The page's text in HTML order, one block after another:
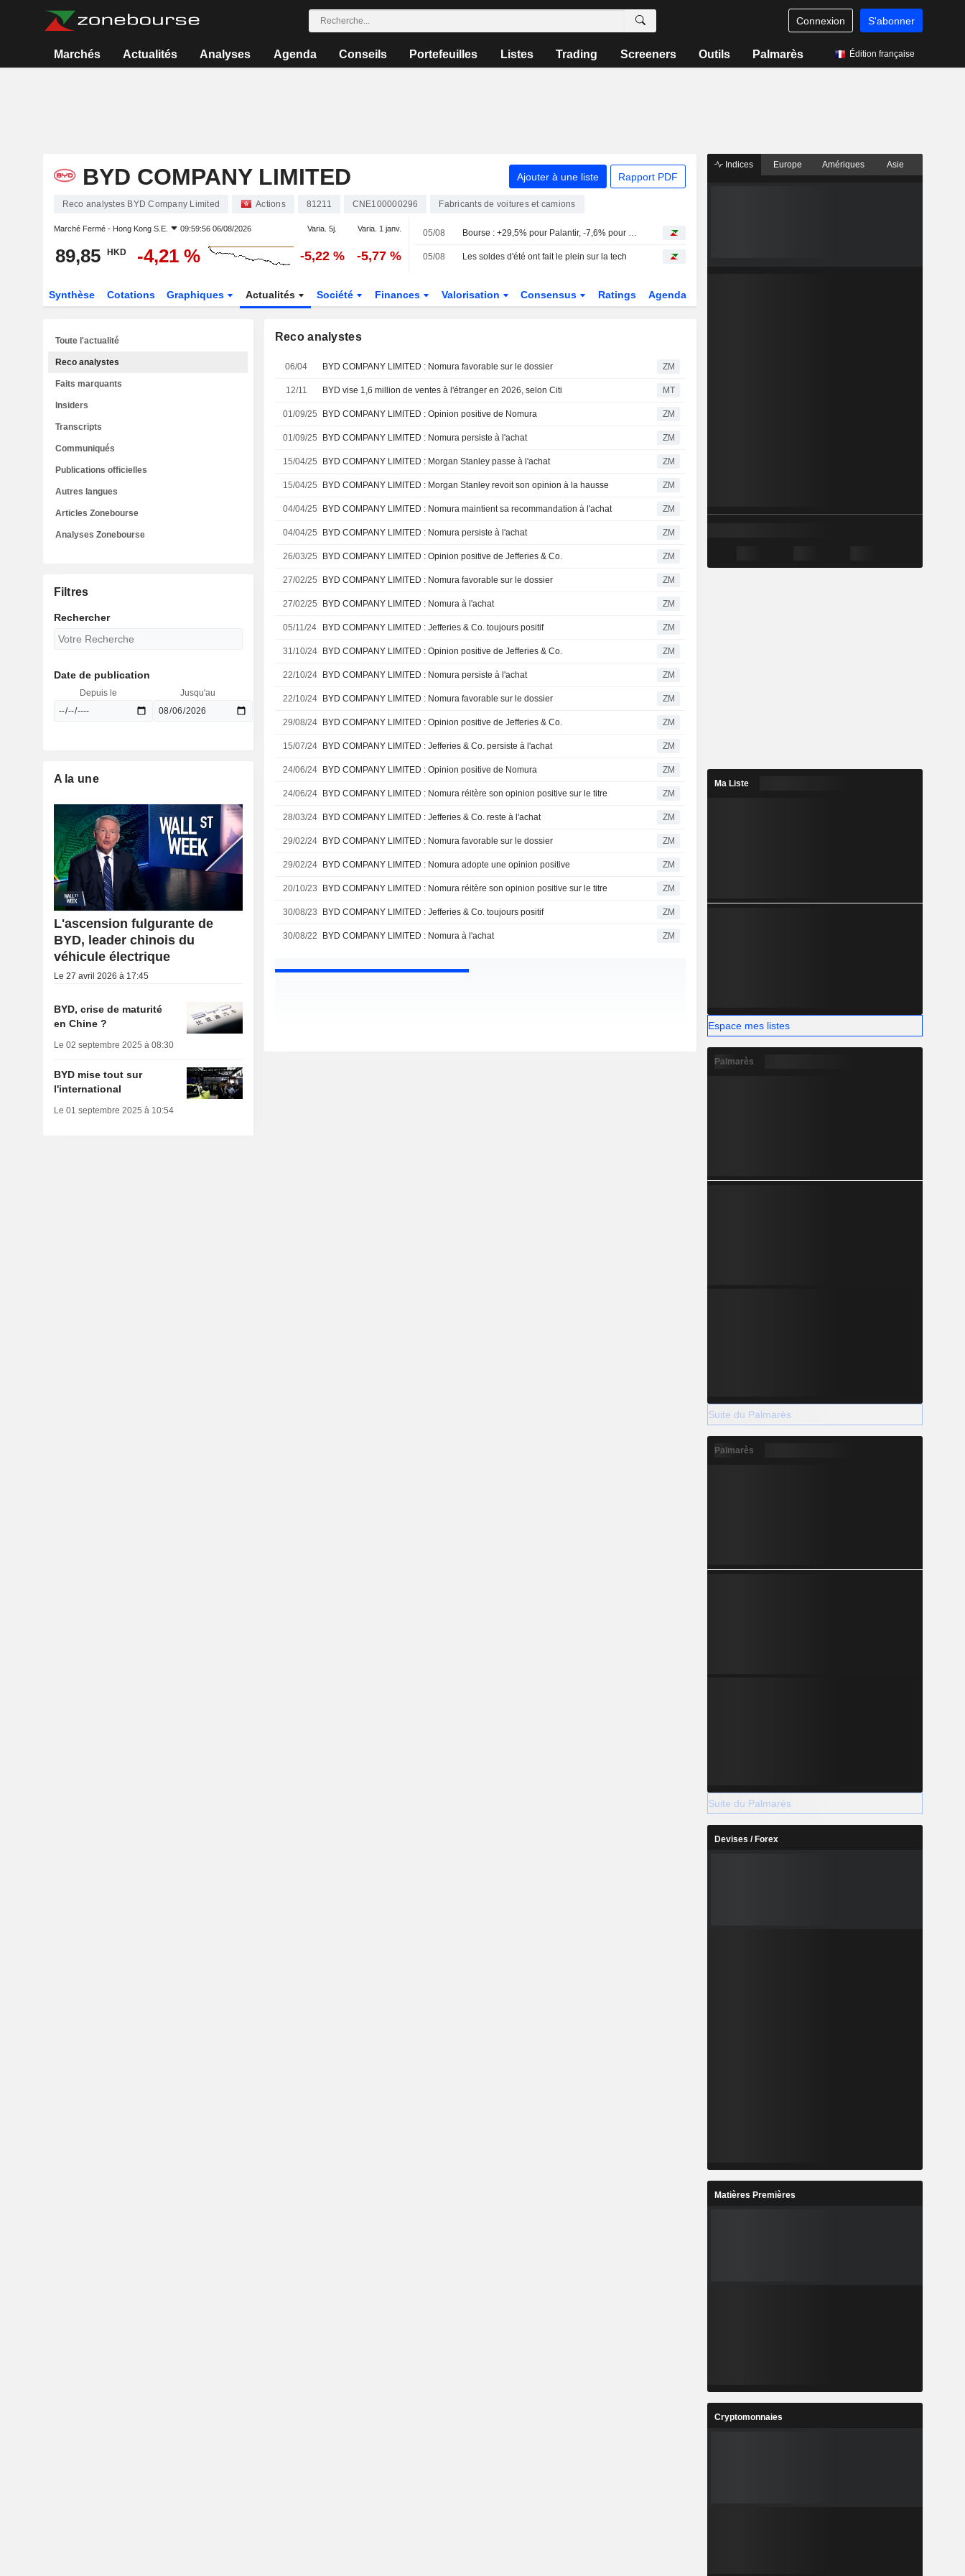
Connexion S'abonner
Marchés Actualités Analyses Agenda Conseils Portefeuilles Listes Trading Screeners Outils Palmarès Édition française
BYD COMPANY LIMITED Ajouter à une liste Rapport PDF
Reco analystes BYD Company Limited Actions 81211 CNE100000296 Fabricants de voitures et camions
Marché Fermé - Hong Kong S.E. 09:59:56 06/08/2026 Varia. 5j. Varia. 1 janv.
89,85 HKD -4,21 % -5,22 % -5,77 %
05/08 Bourse : +29,5% pour Palantir, -7,6% pour SpaceX et une pluie de résultats
05/08 Les soldes d'été ont fait le plein sur la tech
Synthèse Cotations Graphiques Actualités Société Finances Valorisation Consensus Ratings Agenda
Reco analystes
06/04 BYD COMPANY LIMITED : Nomura favorable sur le dossier ZM
12/11 BYD vise 1,6 million de ventes à l'étranger en 2026, selon Citi MT
01/09/25 BYD COMPANY LIMITED : Opinion positive de Nomura ZM
01/09/25 BYD COMPANY LIMITED : Nomura persiste à l'achat ZM
15/04/25 BYD COMPANY LIMITED : Morgan Stanley passe à l'achat ZM
15/04/25 BYD COMPANY LIMITED : Morgan Stanley revoit son opinion à la hausse ZM
04/04/25 BYD COMPANY LIMITED : Nomura maintient sa recommandation à l'achat ZM
04/04/25 BYD COMPANY LIMITED : Nomura persiste à l'achat ZM
26/03/25 BYD COMPANY LIMITED : Opinion positive de Jefferies & Co. ZM
27/02/25 BYD COMPANY LIMITED : Nomura favorable sur le dossier ZM
27/02/25 BYD COMPANY LIMITED : Nomura à l'achat ZM
05/11/24 BYD COMPANY LIMITED : Jefferies & Co. toujours positif ZM
31/10/24 BYD COMPANY LIMITED : Opinion positive de Jefferies & Co. ZM
22/10/24 BYD COMPANY LIMITED : Nomura persiste à l'achat ZM
22/10/24 BYD COMPANY LIMITED : Nomura favorable sur le dossier ZM
29/08/24 BYD COMPANY LIMITED : Opinion positive de Jefferies & Co. ZM
15/07/24 BYD COMPANY LIMITED : Jefferies & Co. persiste à l'achat ZM
24/06/24 BYD COMPANY LIMITED : Opinion positive de Nomura ZM
24/06/24 BYD COMPANY LIMITED : Nomura réitère son opinion positive sur le titre ZM
28/03/24 BYD COMPANY LIMITED : Jefferies & Co. reste à l'achat ZM
29/02/24 BYD COMPANY LIMITED : Nomura favorable sur le dossier ZM
29/02/24 BYD COMPANY LIMITED : Nomura adopte une opinion positive ZM
20/10/23 BYD COMPANY LIMITED : Nomura réitère son opinion positive sur le titre ZM
30/08/23 BYD COMPANY LIMITED : Jefferies & Co. toujours positif ZM
30/08/22 BYD COMPANY LIMITED : Nomura à l'achat ZM
Toute l'actualité
Reco analystes
Faits marquants
Insiders
Transcripts
Communiqués
Publications officielles
Autres langues
Articles Zonebourse
Analyses Zonebourse
Filtres
Rechercher
Date de publication
Depuis le Jusqu'au
A la une
L'ascension fulgurante de
BYD, leader chinois du
véhicule électrique
Le 27 avril 2026 à 17:45
BYD, crise de maturité
en Chine ?
Le 02 septembre 2025 à 08:30
BYD mise tout sur
l'international
Le 01 septembre 2025 à 10:54
Indices Europe Amériques Asie
Ma Liste
Espace mes listes
Palmarès
Suite du Palmarès
Palmarès
Suite du Palmarès
Devises / Forex
Matières Premières
Cryptomonnaies